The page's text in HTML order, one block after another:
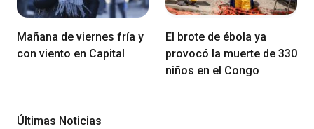
Mañana de viernes fría y
con viento en Capital
El brote de ébola ya
provocó la muerte de 330
niños en el Congo
Últimas Noticias